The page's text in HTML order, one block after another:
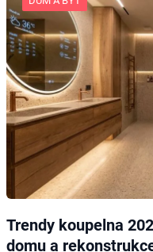
Trendy koupelna
domu a